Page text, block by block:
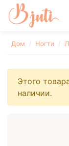
Дом Ногти
Этого
наличии.